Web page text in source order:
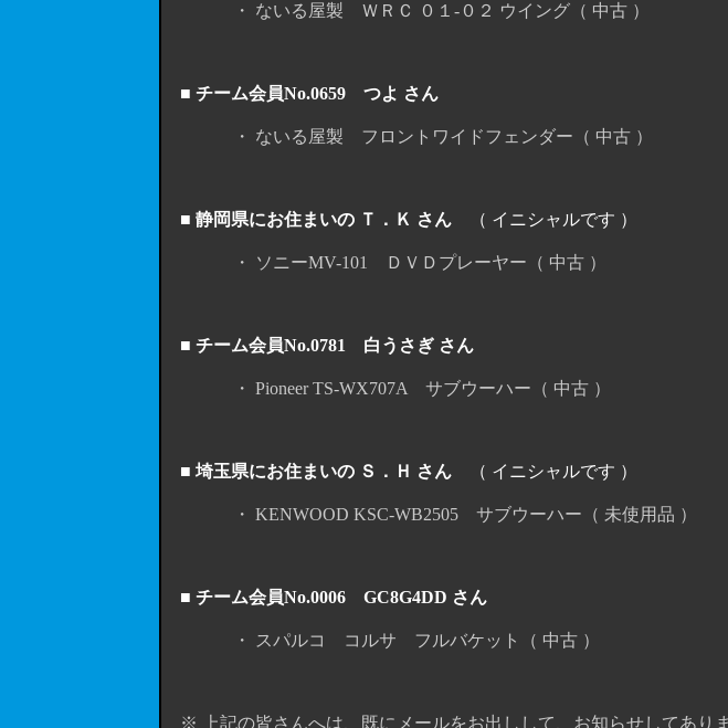
・ ないる屋製 ＷＲＣ ０１-０２ ウイング（ 中古 ）
■ チーム会員No.0659 つよ さん
・ ないる屋製 フロントワイドフェンダー（ 中古 ）
■ 静岡県にお住まいの Ｔ．Ｋ さん （ イニシャルです ）
・ ソニーMV-101 ＤＶＤプレーヤー（ 中古 ）
■ チーム会員No.0781 白うさぎ さん
・ Pioneer TS-WX707A サブウーハー（ 中古 ）
■ 埼玉県にお住まいの Ｓ．Ｈ さん （ イニシャルです ）
・ KENWOOD KSC-WB2505 サブウーハー（ 未使用品 ）
■ チーム会員No.0006 GC8G4DD さん
・ スパルコ コルサ フルバケット（ 中古 ）
※ 上記の皆さんへは、既にメールをお出しして、お知らせしてありま